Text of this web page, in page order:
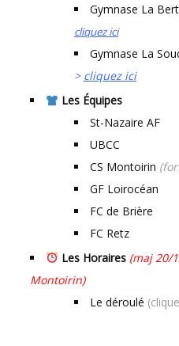
Gymnase La
cliquez ici
Gymnase La
> cliquez ici
Les Équipes
St-Nazaire AF
UBCC
CS Montoirin
GF Loirocéan
FC de Brière
FC Retz
Les Horaires (maj 20/
Montoirin)
Le déroulé